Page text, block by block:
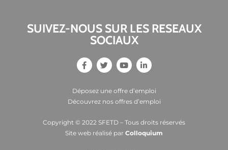
SUIVEZ-NOUS SUR LES RESEAUX
SOCIAUX
Déposez une offre d’emploi
Découvrez nos offres d’emploi
Copyright © 2022 SFETD – Tous droits réservés
Site web réalisé par Colloquium